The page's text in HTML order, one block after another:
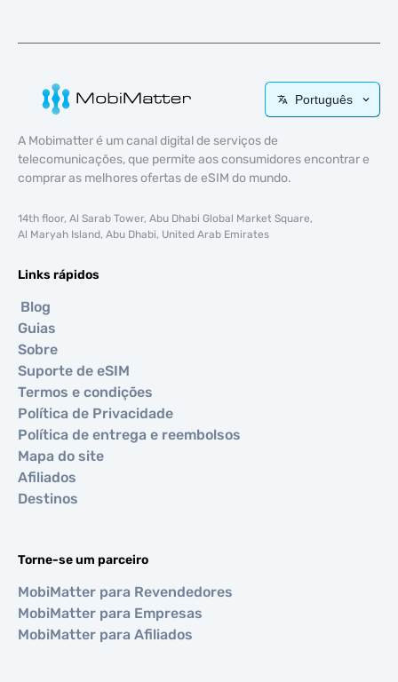
Português
A Mobimatter é um canal digital de serviços de
telecomunicações, que permite aos consumidores encontrar e
comprar as melhores ofertas de eSIM do mundo.
14th floor, Al Sarab Tower, Abu Dhabi Global Market Square,
Al Maryah Island, Abu Dhabi, United Arab Emirates
Links rápidos
Blog
Guias
Sobre
Suporte de eSIM
Termos e condições
Política de Privacidade
Política de entrega e reembolsos
Mapa do site
Afiliados
Destinos
Torne-se um parceiro
MobiMatter para Revendedores
MobiMatter para Empresas
MobiMatter para Afiliados